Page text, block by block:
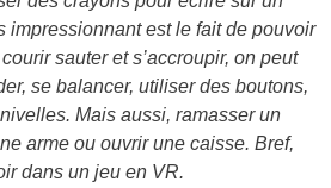
impressionnant est le fait de pouvoir
sauter et s’accroupir, on peut
se balancer, utiliser des boutons,
Mais aussi, ramasser un
arme ou ouvrir une caisse. Bref,
dans un jeu en VR.